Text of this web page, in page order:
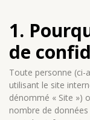
1.
de
Toute personne (ci-
utilisant le site
dénommé « Site »)
nombre de